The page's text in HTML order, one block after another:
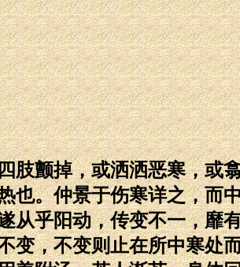
掉，或洒洒恶寒，或
也。仲景于伤寒详之，而
从乎阳动，传变不一，靡
变，不变则止在所中寒处